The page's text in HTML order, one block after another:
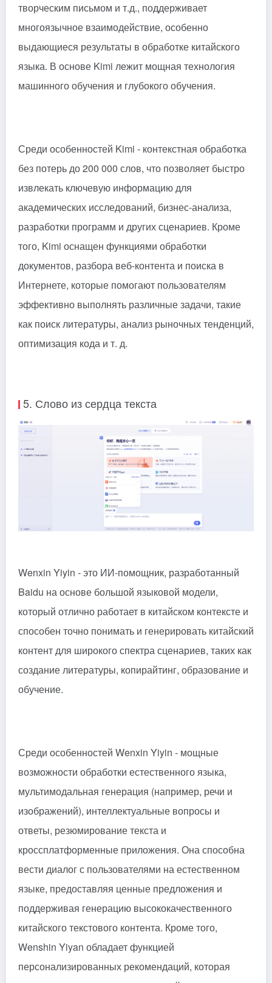
творческим письмом и т.д., поддерживает
многоязычное взаимодействие, особенно
выдающиеся результаты в обработке китайского
языка. В основе Kimi лежит мощная технология
машинного обучения и глубокого обучения.
Среди особенностей Kimi - контекстная обработка
без потерь до 200 000 слов, что позволяет быстро
извлекать ключевую информацию для
академических исследований, бизнес-анализа,
разработки программ и других сценариев. Кроме
того, Kimi оснащен функциями обработки
документов, разбора веб-контента и поиска в
Интернете, которые помогают пользователям
эффективно выполнять различные задачи, такие
как поиск литературы, анализ рыночных тенденций,
оптимизация кода и т. д.
5. Слово из сердца текста
Wenxin Yiyin - это ИИ-помощник, разработанный
Baidu на основе большой языковой модели,
который отлично работает в китайском контексте и
способен точно понимать и генерировать китайский
контент для широкого спектра сценариев, таких как
создание литературы, копирайтинг, образование и
обучение.
Среди особенностей Wenxin Yiyin - мощные
возможности обработки естественного языка,
мультимодальная генерация (например, речи и
изображений), интеллектуальные вопросы и
ответы, резюмирование текста и
кроссплатформенные приложения. Она способна
вести диалог с пользователями на естественном
языке, предоставляя ценные предложения и
поддерживая генерацию высококачественного
китайского текстового контента. Кроме того,
Wenshin Yiyan обладает функцией
персонализированных рекомендаций, которая